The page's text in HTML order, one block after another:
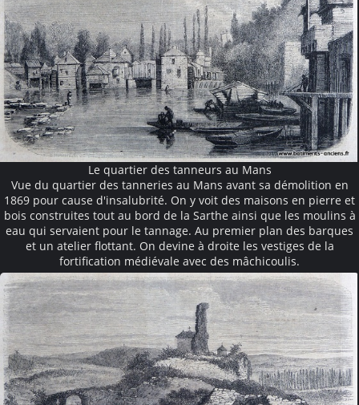
Le quartier des tanneurs au Mans
Vue du quartier des tanneries au Mans avant sa démolition en
1869 pour cause d'insalubrité. On y voit des maisons en pierre et
bois construites tout au bord de la Sarthe ainsi que les moulins à
eau qui servaient pour le tannage. Au premier plan des barques
et un atelier flottant. On devine à droite les vestiges de la
fortification médiévale avec des mâchicoulis.